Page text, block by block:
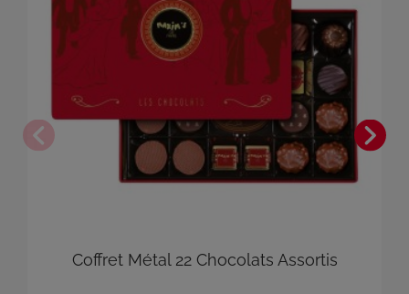
Coffret Métal 22 Chocolats Assortis